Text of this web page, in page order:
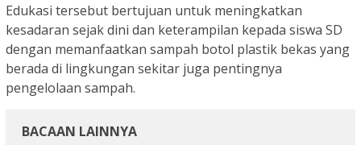
Edukasi tersebut bertujuan untuk meningkatkan
kesadaran sejak dini dan keterampilan kepada siswa SD
dengan memanfaatkan sampah botol plastik bekas yang
berada di lingkungan sekitar juga pentingnya
pengelolaan sampah.
BACAAN LAINNYA